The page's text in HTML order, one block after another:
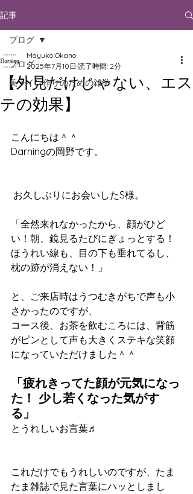
記事
ブログ
美ライン作りのための雑学
ブログ
【外見だけじゃない、エス
テの効果】
Mayuko Okano
2025年7月10日 読了時間: 2分
こんにちは＾＾
Darningの岡野です。
お久しぶりにお会いしたS様。
「全然来れなかったから、顔がひど
い！朝、鏡見るたびにぎょっとする！
ほうれい線も、目の下も垂れてるし、
枕の跡が消えない！」
と、ご来店時はうつむきがちで声も小
さかったのですが、
コース後、お茶を飲むころには、背筋
がピンとして声も大きくステキな笑顔
になっていただけました＾＾
「疲れきってた顔が元気になっ
た！ 少し若くなった気がす
る」
とうれしいお言葉♬
これだけでもうれしいのですが、たま
たま雑誌で見た言葉にハッとしまし